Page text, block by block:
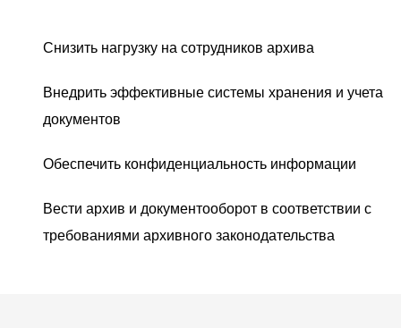
Расчет
Заказать звонок
Снизить нагрузку на сотрудников архива
Внедрить эффективные системы хранения и учета
документов
Обеспечить конфиденциальность информации
Вести архив и документооборот в соответствии с
требованиями архивного законодательства